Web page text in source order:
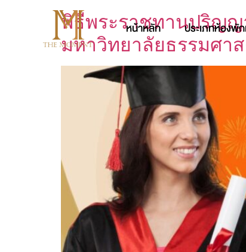
หน้าหลัก ประเภทห้องพั
พิธีพระราชทานปริญญ
มหาวิทยาลัยธรรมศา